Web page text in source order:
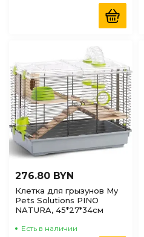
276.80 BYN
Клетка для грызунов My
Pets Solutions PINO
NATURA, 45*27*34см
Есть в наличии